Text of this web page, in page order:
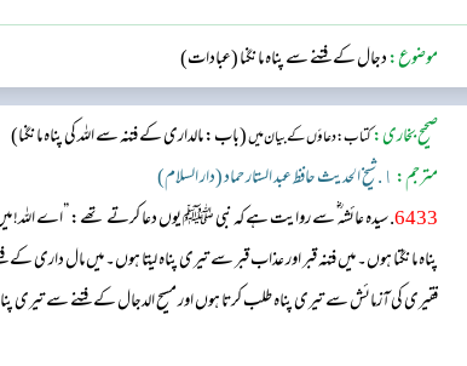
موضوع:دجال کے فتنے سے پناہ مانگنا (عبادات)
صحیح بخاری:کتاب: دعاؤں کے بیان میں(باب: مالداری کے فتنہ سے اللہ کی پناہ مانگنا)
مترجم: ١. شیخ الحدیث حافظ عبد الستار حماد (دار السلام)
6433. سیدہ عائشہ‬ ؓ س‬ے روایت ہے کہ نبی ﷺ یوں دعا کرتے تھے: ”اے اللہ!
پناہ مانگتا ہوں۔ میں فتنہ قبر اور عذاب قبر سے تیری پناہ لیتا ہوں۔ میں مال داری
فقیری کی آزمائش سے تیری پناہ طلب کرتا ہوں اور مسیح الدجال کے فتنے سے تیری